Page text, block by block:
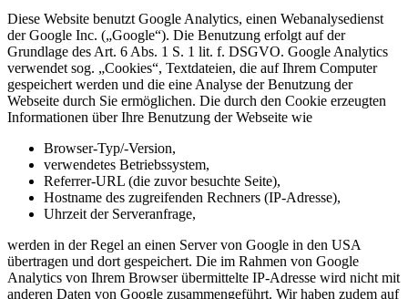
Diese Website benutzt Google Analytics, einen Webanalysedienst
der Google Inc. („Google“). Die Benutzung erfolgt auf der
Grundlage des Art. 6 Abs. 1 S. 1 lit. f. DSGVO. Google Analytics
verwendet sog. „Cookies“, Textdateien, die auf Ihrem Computer
gespeichert werden und die eine Analyse der Benutzung der
Webseite durch Sie ermöglichen. Die durch den Cookie erzeugten
Informationen über Ihre Benutzung der Webseite wie
Browser-Typ/-Version,
verwendetes Betriebssystem,
Referrer-URL (die zuvor besuchte Seite),
Hostname des zugreifenden Rechners (IP-Adresse),
Uhrzeit der Serveranfrage,
werden in der Regel an einen Server von Google in den USA
übertragen und dort gespeichert. Die im Rahmen von Google
Analytics von Ihrem Browser übermittelte IP-Adresse wird nicht mit
anderen Daten von Google zusammengeführt. Wir haben zudem auf